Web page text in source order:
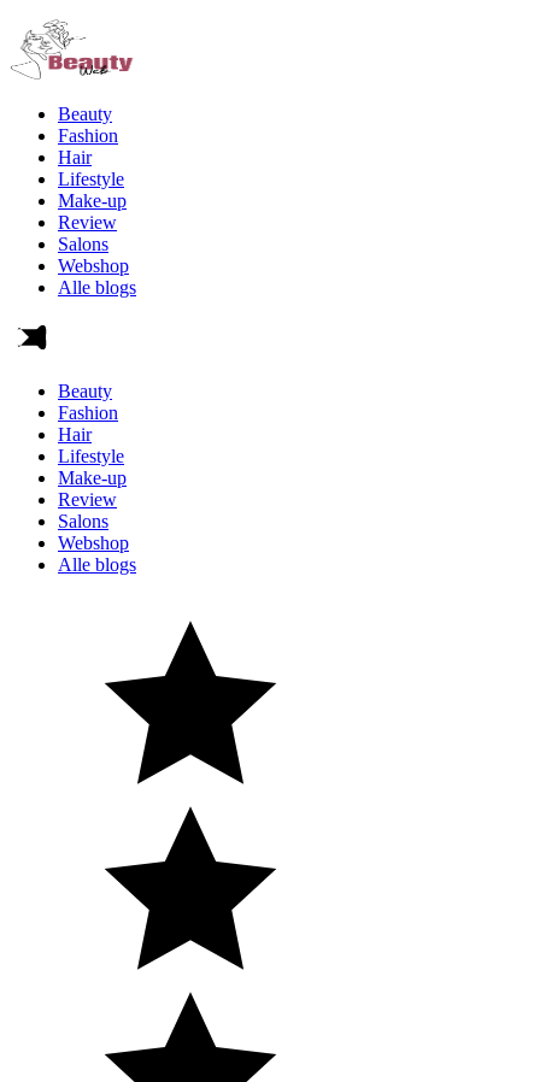
Beauty
Fashion
Hair
Lifestyle
Make-up
Review
Salons
Webshop
Alle blogs
Beauty
Fashion
Hair
Lifestyle
Make-up
Review
Salons
Webshop
Alle blogs